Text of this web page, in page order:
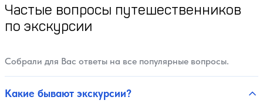
Частые вопросы путешественников
по экскурсии
Собрали для Вас ответы на все популярные вопросы.
Какие бывают экскурсии?